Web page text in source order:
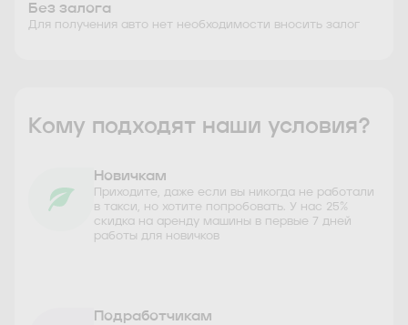
Без залога
Для получения авто нет необходимости вносить залог
Кому подходят наши условия?
Новичкам
Приходите, даже если вы никогда не работали
в такси, но хотите попробовать. У нас 25%
скидка на аренду машины в первые 7 дней
работы для новичков
Подработчикам